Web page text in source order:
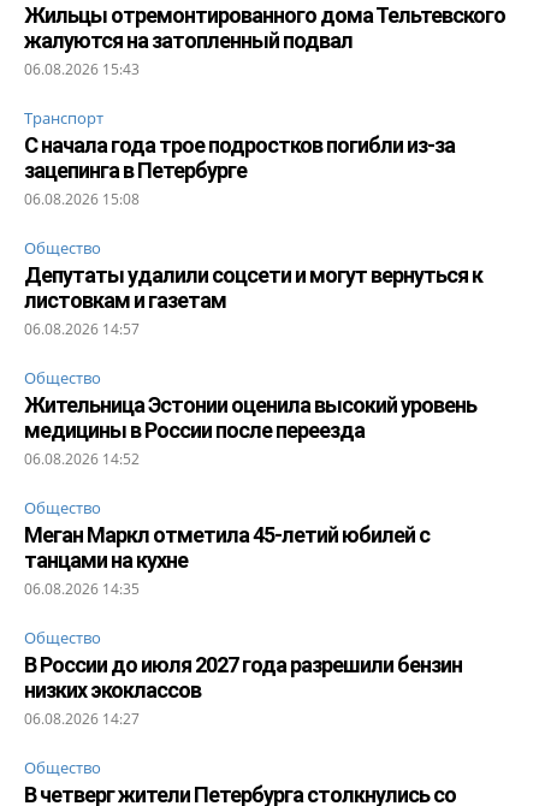
Жильцы отремонтированного дома Тельтевского
жалуются на затопленный подвал
06.08.2026 15:43
Транспорт
С начала года трое подростков погибли из-за
зацепинга в Петербурге
06.08.2026 15:08
Общество
Депутаты удалили соцсети и могут вернуться к
листовкам и газетам
06.08.2026 14:57
Общество
Жительница Эстонии оценила высокий уровень
медицины в России после переезда
06.08.2026 14:52
Общество
Меган Маркл отметила 45-летий юбилей с
танцами на кухне
06.08.2026 14:35
Общество
В России до июля 2027 года разрешили бензин
низких экоклассов
06.08.2026 14:27
Общество
В четверг жители Петербурга столкнулись со